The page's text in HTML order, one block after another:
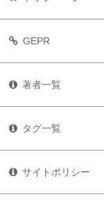
GEPR
著者一覧
タグ一覧
サイトポリシー